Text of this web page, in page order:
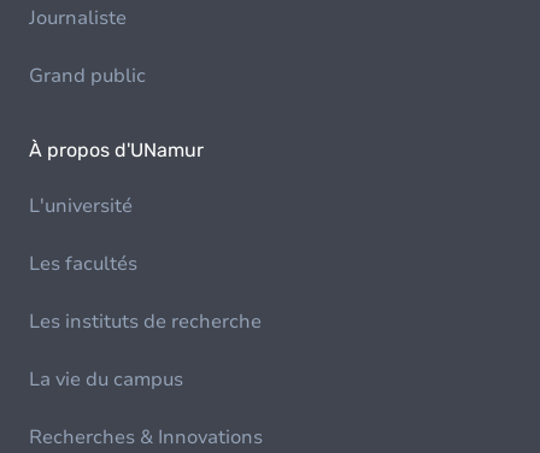
Journaliste
Grand public
À propos d'UNamur
L'université
Les facultés
Les instituts de recherche
La vie du campus
Recherches & Innovations